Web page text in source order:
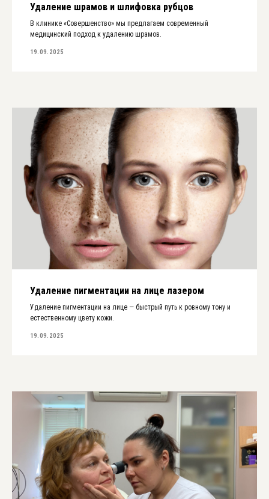
Удаление шрамов и шлифовка рубцов
В клинике «Совершенство» мы предлагаем современный
медицинский подход к удалению шрамов.
19.09.2025
Удаление пигментации на лице лазером
Удаление пигментации на лице — быстрый путь к ровному тону и
естественному цвету кожи.
19.09.2025